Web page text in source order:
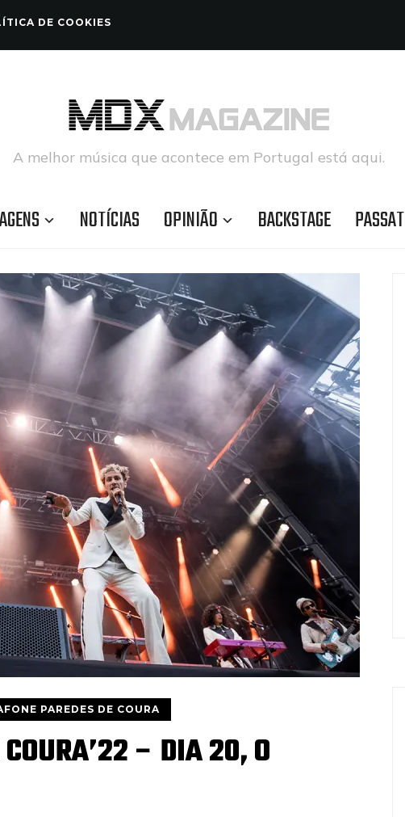
DE COOKIES
A melhor música que acontece em Portugal está aqui.
NOTÍCIAS OPINIÃO BACKSTAGE
PAREDES DE COURA
– DIA 20, O